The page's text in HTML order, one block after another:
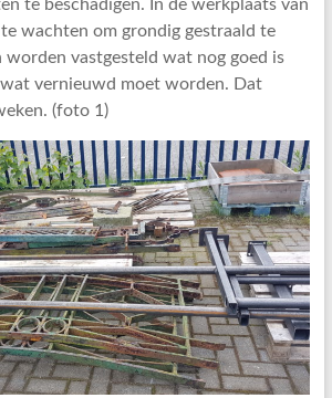
te beschadigen. In de werkplaats van
wachten om grondig gestraald te
vastgesteld wat nog goed is
vernieuwd moet worden. Dat
(foto 1)